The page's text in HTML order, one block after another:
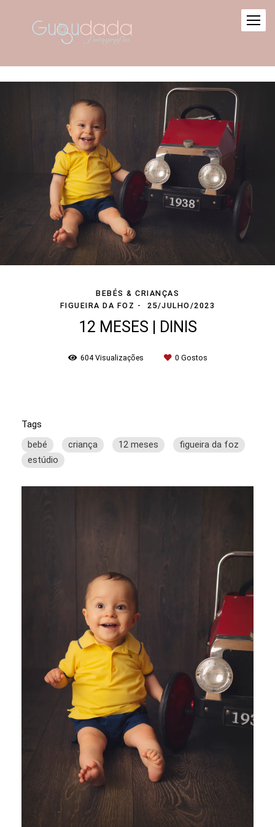
BEBÉS & CRIANÇAS
FIGUEIRA DA FOZ
25/JULHO/2023
12 MESES | DINIS
604Visualizações 0 Gostos
Tags
bebé
criança 12 meses
figueira da foz
estúdio